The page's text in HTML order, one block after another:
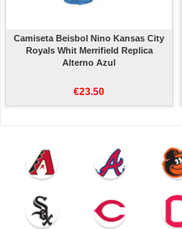
Camiseta Beisbol Nino Kansas City
Royals Whit Merrifield Replica
Alterno Azul
€23.50